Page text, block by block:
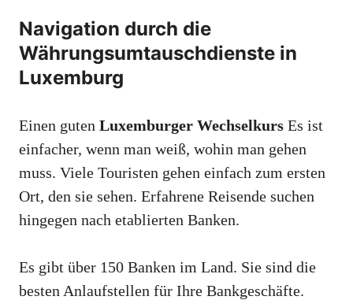
Navigation durch die
Währungsumtauschdienste in
Luxemburg
Einen guten Luxemburger Wechselkurs Es ist
einfacher, wenn man weiß, wohin man gehen
muss. Viele Touristen gehen einfach zum ersten
Ort, den sie sehen. Erfahrene Reisende suchen
hingegen nach etablierten Banken.
Es gibt über 150 Banken im Land. Sie sind die
besten Anlaufstellen für Ihre Bankgeschäfte.